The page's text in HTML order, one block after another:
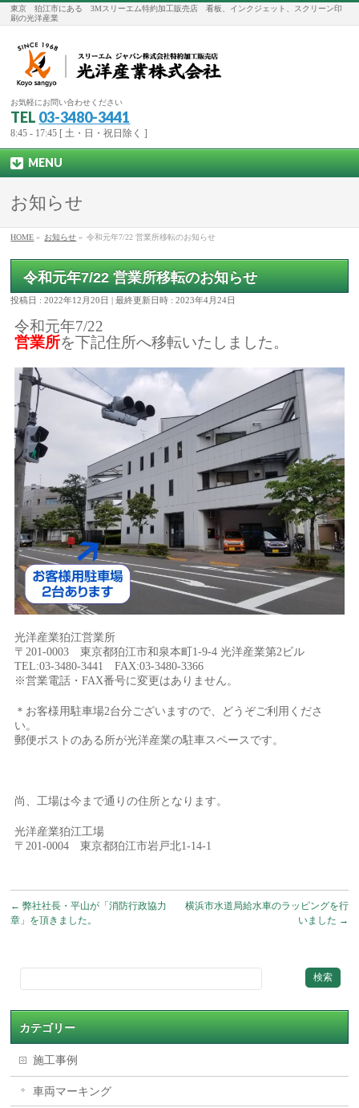
東京 狛江市にある 3Mスリーエム特約加工販売店 看板、インクジェット、スクリーン印
刷の光洋産業
お気軽にお問い合わせください
TEL 03-3480-3441
8:45 - 17:45 [ 土・日・祝日除く ]
MENU
お知らせ
HOME » お知らせ » 令和元年7/22 営業所移転のお知らせ
令和元年7/22 営業所移転のお知らせ
投稿日 : 2022年12月20日 最終更新日時 : 2023年4月24日
令和元年7/22
営業所を下記住所へ移転いたしました。
光洋産業狛江営業所
〒201-0003 東京都狛江市和泉本町1-9-4 光洋産業第2ビル
TEL:03-3480-3441 FAX:03-3480-3366
※営業電話・FAX番号に変更はありません。
＊お客様用駐車場2台分ございますので、どうぞご利用くださ
い。
郵便ポストのある所が光洋産業の駐車スペースです。
尚、工場は今まで通りの住所となります。
光洋産業狛江工場
〒201-0004 東京都狛江市岩戸北1-14-1
← 弊社社長・平山が「消防行政協力
章」を頂きました。
横浜市水道局給水車のラッピングを行
いました →
カテゴリー
施工事例
車両マーキング